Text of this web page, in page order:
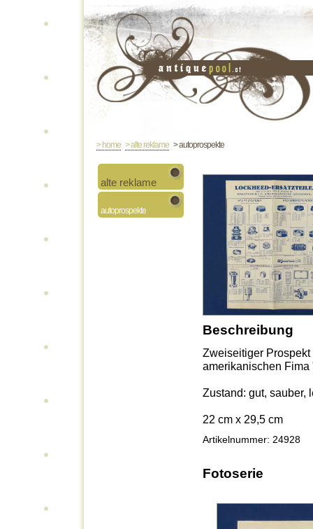
> home > alte reklame > autoprospekte
alte reklame
autoprospekte
Beschreibung
Zweiseitiger
amerikanischen
Zustand: gut, sauber,
22 cm x 29,5 cm
Artikelnummer: 24928
Fotoserie